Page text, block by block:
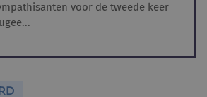
voor de tweede keer